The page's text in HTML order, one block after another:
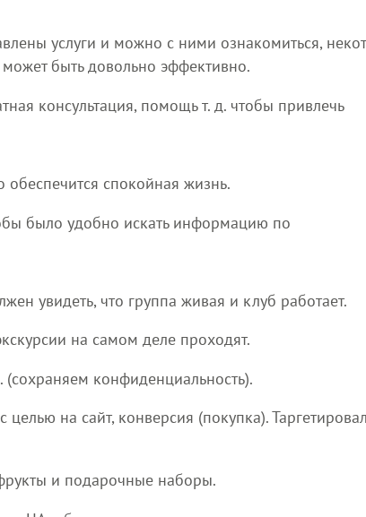
услуги и можно с ними ознакомиться,
быть довольно эффективно.
консультация, помощь т. д. чтобы привлечь
обеспечится спокойная жизнь.
было удобно искать информацию по
увидеть, что группа живая и клуб работает.
на самом деле проходят.
(сохраняем конфиденциальность).
на сайт, конверсия (покупка).
и подарочные наборы.